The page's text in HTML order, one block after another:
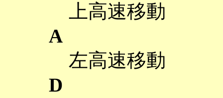
上高速移動
A
左高速移動
D